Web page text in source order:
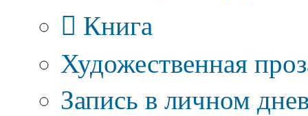
Книга
Художественная
Запись в личном